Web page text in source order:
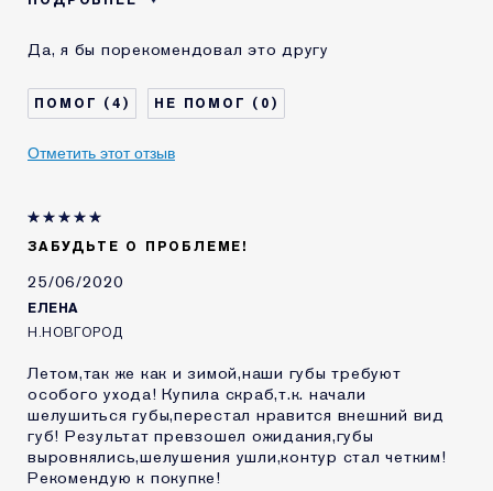
Да, я бы порекомендовал это другу
4 0
Отметить этот отзыв
ЗАБУДЬТЕ О ПРОБЛЕМЕ!
25/06/2020
ЕЛЕНА
Н.НОВГОРОД
Летом,так же как и зимой,наши губы требуют
особого ухода! Купила скраб,т.к. начали
шелушиться губы,перестал нравится внешний вид
губ! Результат превзошел ожидания,губы
выровнялись,шелушения ушли,контур стал четким!
Рекомендую к покупке!